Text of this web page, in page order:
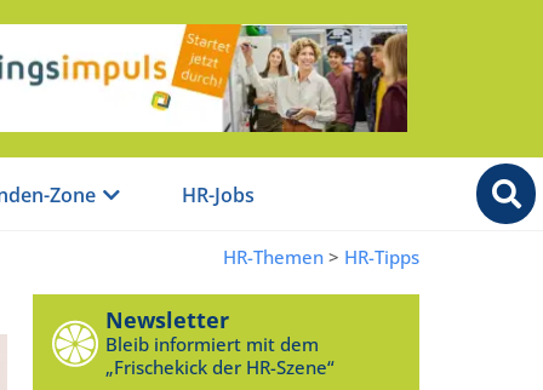
Zone HR-Jobs
HR-Themen > HR-Tipps
Newsletter
Bleib informiert mit dem
„Frischekick der HR-Szene“